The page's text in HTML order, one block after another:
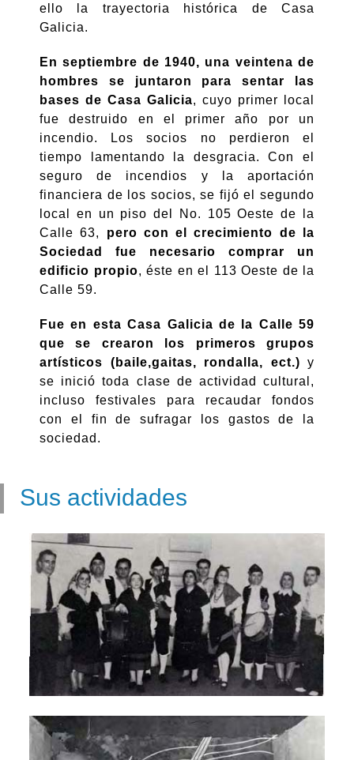
ello la trayectoria histórica de Casa
Galicia.
En septiembre de 1940, una veintena de
hombres se juntaron para sentar las
bases de Casa Galicia, cuyo primer local
fue destruido en el primer año por un
incendio. Los socios no perdieron el
tiempo lamentando la desgracia. Con el
seguro de incendios y la aportación
financiera de los socios, se fijó el segundo
local en un piso del No. 105 Oeste de la
Calle 63,
pero con el crecimiento de la
Sociedad fue necesario comprar un
edificio propio, éste en el 113 Oeste de la
Calle 59.
Fue en esta Casa Galicia de la Calle 59
que se crearon los primeros grupos
artísticos (baile,gaitas, rondalla, ect.) y
se inició toda clase de actividad cultural,
incluso festivales para recaudar fondos
con el fin de sufragar los gastos de la
sociedad.
Sus actividades